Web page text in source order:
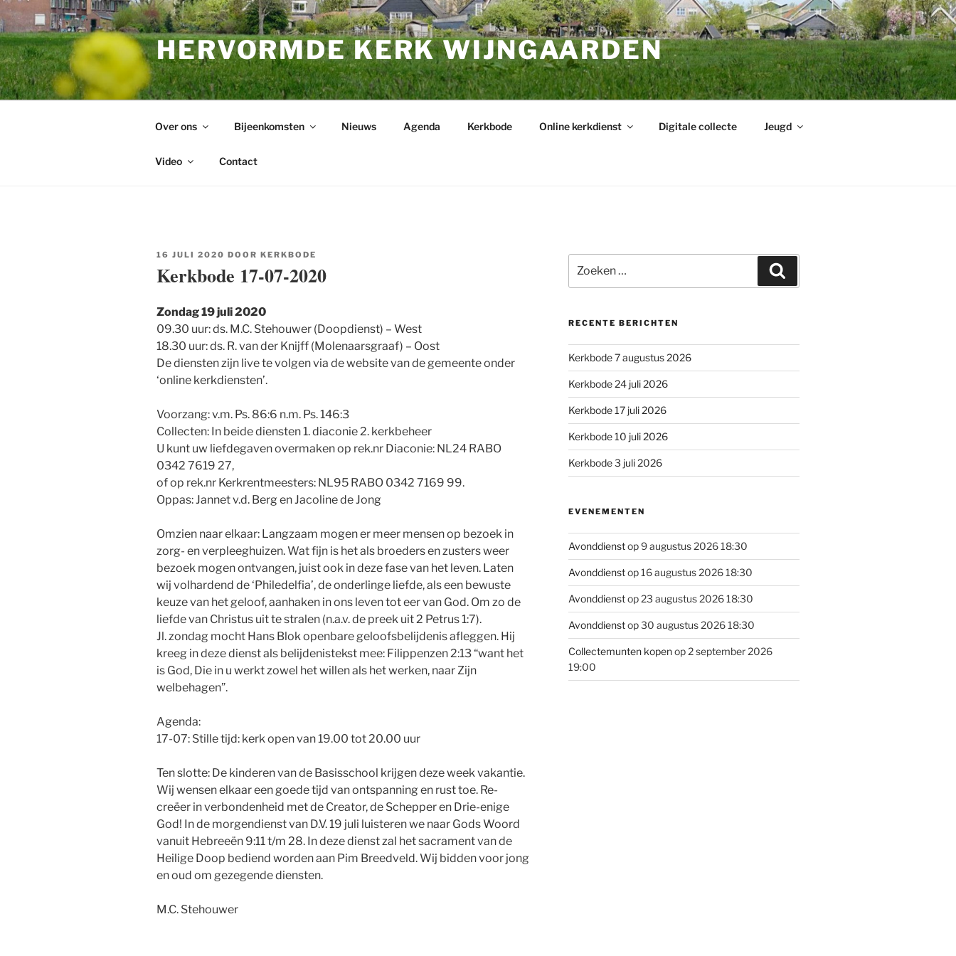
Ga
naar
de
inhoud
HERVORMDE KERK WIJNGAARDEN
Over ons Bijeenkomsten Nieuws Agenda Kerkbode Online kerkdienst Digitale collecte Jeugd
Video Contact
GEPLAATST
16 JULI 2020 DOOR KERKBODE
Kerkbode 17-07-2020
Zondag 19 juli 2020
09.30 uur: ds. M.C. Stehouwer (Doopdienst) – West
18.30 uur: ds. R. van der Knijff (Molenaarsgraaf) – Oost
De diensten zijn live te volgen via de website van de gemeente onder
‘online kerkdiensten’.
Voorzang: v.m. Ps. 86:6 n.m. Ps. 146:3
Collecten: In beide diensten 1. diaconie 2. kerkbeheer
U kunt uw liefdegaven overmaken op rek.nr Diaconie: NL24 RABO
0342 7619 27,
of op rek.nr Kerkrentmeesters: NL95 RABO 0342 7169 99.
Oppas: Jannet v.d. Berg en Jacoline de Jong
Omzien naar elkaar: Langzaam mogen er meer mensen op bezoek in
zorg- en verpleeghuizen. Wat fijn is het als broeders en zusters weer
bezoek mogen ontvangen, juist ook in deze fase van het leven. Laten
wij volhardend de ‘Philedelfia’, de onderlinge liefde, als een bewuste
keuze van het geloof, aanhaken in ons leven tot eer van God. Om zo de
liefde van Christus uit te stralen (n.a.v. de preek uit 2 Petrus 1:7).
Jl. zondag mocht Hans Blok openbare geloofsbelijdenis afleggen. Hij
kreeg in deze dienst als belijdenistekst mee: Filippenzen 2:13 “want het
is God, Die in u werkt zowel het willen als het werken, naar Zijn
welbehagen”.
Agenda:
17-07: Stille tijd: kerk open van 19.00 tot 20.00 uur
Ten slotte: De kinderen van de Basisschool krijgen deze week vakantie.
Wij wensen elkaar een goede tijd van ontspanning en rust toe. Re-
creëer in verbondenheid met de Creator, de Schepper en Drie-enige
God! In de morgendienst van D.V. 19 juli luisteren we naar Gods Woord
vanuit Hebreeën 9:11 t/m 28. In deze dienst zal het sacrament van de
Heilige Doop bediend worden aan Pim Breedveld. Wij bidden voor jong
en oud om gezegende diensten.
M.C. Stehouwer
naar:
RECENTE BERICHTEN
Kerkbode 7 augustus 2026
Kerkbode 24 juli 2026
Kerkbode 17 juli 2026
Kerkbode 10 juli 2026
Kerkbode 3 juli 2026
EVENEMENTEN
Avonddienstop 9 augustus 2026 18:30
Avonddienstop 16 augustus 2026 18:30
Avonddienstop 23 augustus 2026 18:30
Avonddienstop 30 augustus 2026 18:30
Collectemunten kopenop 2 september 2026
19:00